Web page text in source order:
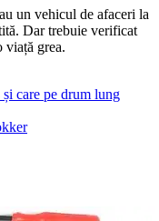
un vehicul de afaceri la
Dar trebuie verificat
viață grea.
care pe drum lung